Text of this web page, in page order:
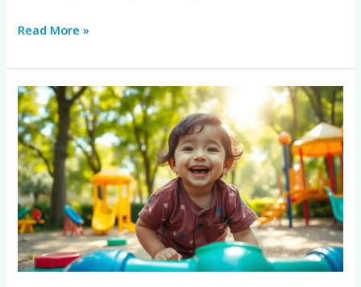
Read More »
Cómo
Manejar
el
Estrés
Infantil:
Herramientas
para
Padres